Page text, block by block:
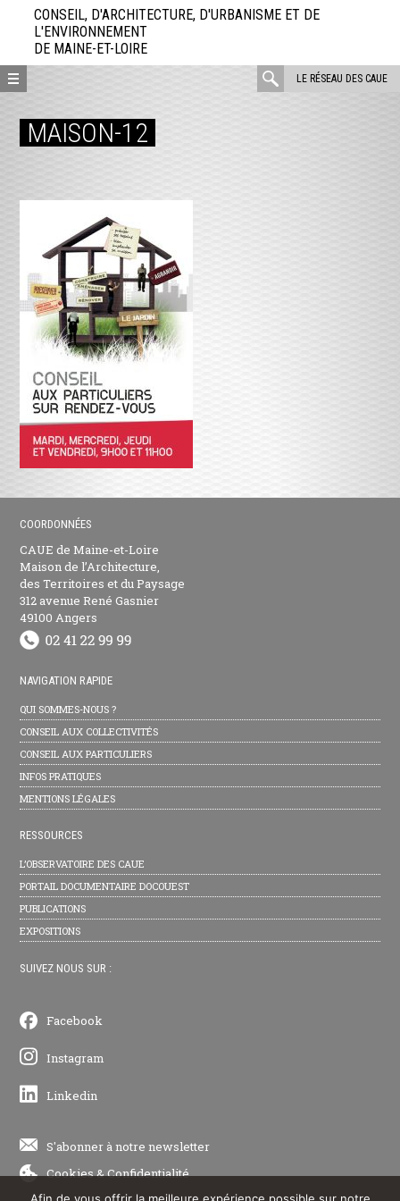
directement
contenu
CONSEIL, D'ARCHITECTURE, D'URBANISME ET DE
L'ENVIRONNEMENT
DE MAINE-ET-LOIRE
LE RÉSEAU DES CAUE
rechercher
MAISON-12
COORDONNÉES
CAUE de Maine-et-Loire
Maison de l’Architecture,
des Territoires et du Paysage
312 avenue René Gasnier
49100 Angers
NAVIGATION RAPIDE
QUI SOMMES-NOUS ?
CONSEIL AUX COLLECTIVITÉS
CONSEIL AUX PARTICULIERS
INFOS PRATIQUES
MENTIONS LÉGALES
RESSOURCES
L’OBSERVATOIRE DES CAUE
PORTAIL DOCUMENTAIRE DOCOUEST
PUBLICATIONS
EXPOSITIONS
SUIVEZ NOUS SUR :
Facebook
Instagram
Linkedin
S'abonner à notre newsletter
Cookies&Confidentialité